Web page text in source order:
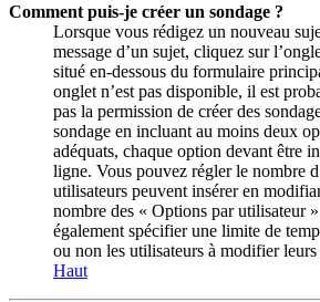
Comment puis-je créer un sondage ?
Lorsque vous rédigez un nouveau
message d’un sujet, cliquez sur
situé en-dessous du formulaire
onglet n’est pas disponible, il est
pas la permission de créer des
sondage en incluant au moins deux
adéquats, chaque option devant être
ligne. Vous pouvez régler le nombre
utilisateurs peuvent insérer en
nombre des « Options par utilisateur
également spécifier une limite de
ou non les utilisateurs à modifier leurs
Haut